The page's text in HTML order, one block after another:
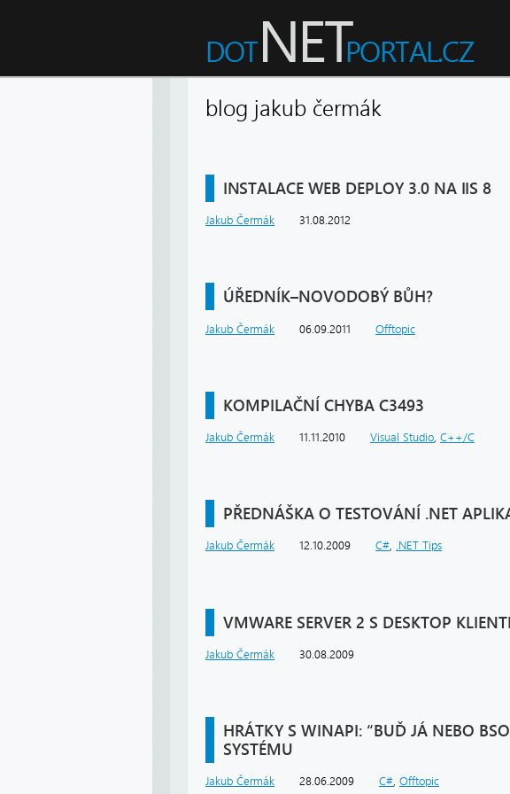
blog jakub čermák
INSTALACE WEB DEPLOY 3.0 NA IIS 8
Jakub Čermák 31.08.2012
ÚŘEDNÍK–NOVODOBÝ BŮH?
Jakub Čermák 06.09.2011 Offtopic
KOMPILAČNÍ CHYBA C3493
Jakub Čermák 11.11.2010 Visual Studio C++/C
PŘEDNÁŠKA O TESTOVÁNÍ .NET
Jakub Čermák 12.10.2009 C#, .NET Tips
VMWARE SERVER 2 S DESKTOP
Jakub Čermák 30.08.2009
HRÁTKY S WINAPI: “BUĎ JÁ NEBO
SYSTÉMU
Jakub Čermák 28.06.2009 C#, Offtopic